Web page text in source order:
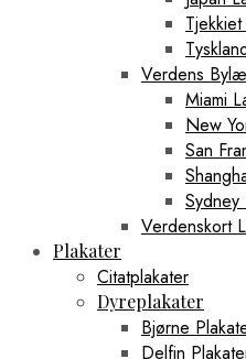
Verdens
Miami
New
San
Verdenskort
Plakater
Citatplakater
Dyreplakater
Bjørne
Delfin